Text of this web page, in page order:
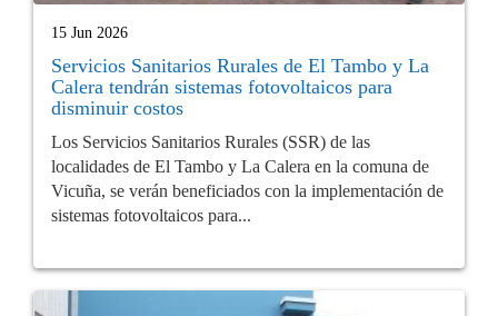
15 Jun 2026
Servicios Sanitarios Rurales de El Tambo y La
Calera tendrán sistemas fotovoltaicos para
disminuir costos
Los Servicios Sanitarios Rurales (SSR) de las
localidades de El Tambo y La Calera en la comuna de
Vicuña, se verán beneficiados con la implementación de
sistemas fotovoltaicos para...